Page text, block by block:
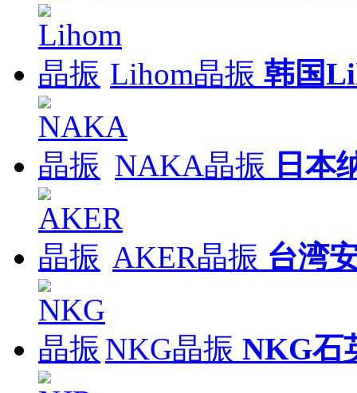
Lihom晶振 韩国
NAKA晶振 日本
AKER晶振 台湾
NKG晶振 NKG石